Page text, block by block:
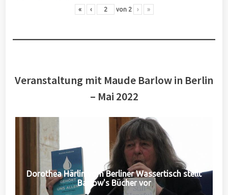
« ‹ von 2 › »
Veranstaltung mit Maude Barlow in Berlin
– Mai 2022
Dorothea Härlin vom Berliner Wassertisch stellt
Barlow's Bücher vor